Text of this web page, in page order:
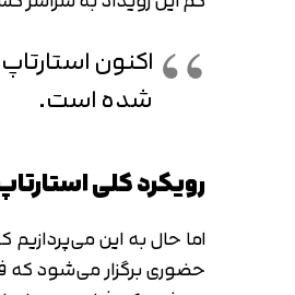
شده است.
رویکرد کلی
اما حال به این